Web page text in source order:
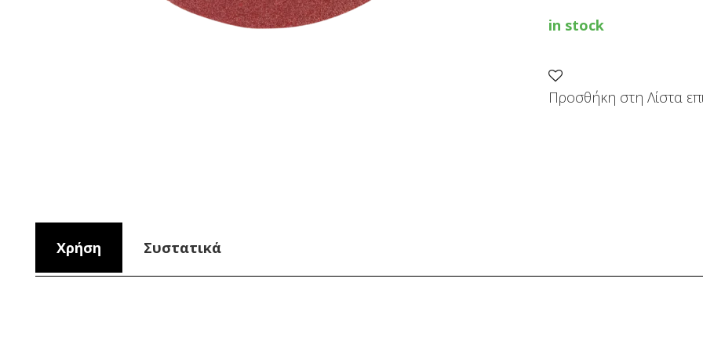
μοντελο
SKIL
in stock
Προσθήκη στη Λίστα
Χρήση Συστατικά